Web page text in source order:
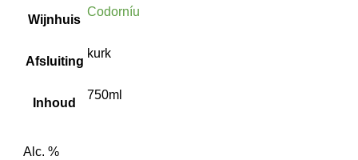
Wijnhuis
Codorníu
Afsluiting
kurk
Inhoud
750ml
Alc. %